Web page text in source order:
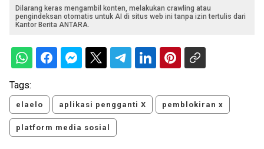
Dilarang keras mengambil konten, melakukan crawling atau
pengindeksan otomatis untuk AI di situs web ini tanpa izin tertulis dari
Kantor Berita ANTARA.
Tags:
elaelo aplikasi pengganti X pemblokiran x
platform media sosial